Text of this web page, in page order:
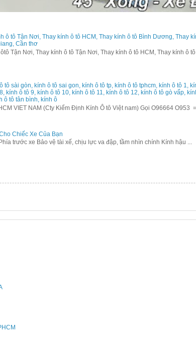
ô tô Tận Nơi, Thay kính ô tô HCM, Thay kính ô tô Bình Dương, Thay
Cần thơ
Tận Nơi, Thay kính ô tô Tận Nơi, Thay kính ô tô HCM, Thay kính ô
tô sài gòn, kính ô tô sai gon, kính ô tô tp, kính ô tô tphcm, kính ô tô 1,
kính ô tô 9, kính ô tô 10, kính ô tô 11, kính ô tô 12, kính ô tô gò vấp,
ô tô tân bình, kính ô
VIET NAM (Cty Kiểm Định Kính Ô tô Việt nam) Gọi O96664 O953
Chiếc Xe Của Bạn
trước xe Bảo vệ tài xế, chịu lực va đập, tầm nhìn chính Kính hậu ...